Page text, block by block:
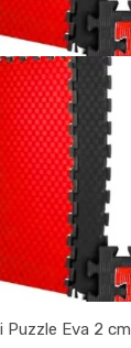
Puzzle Eva 2 cm